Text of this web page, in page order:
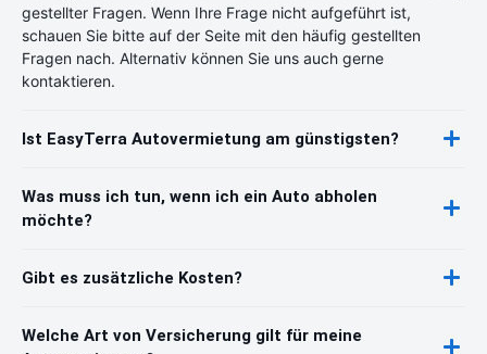
gestellter Fragen. Wenn Ihre Frage nicht aufgeführt ist,
schauen Sie bitte auf der Seite mit den häufig gestellten
Fragen nach. Alternativ können Sie uns auch gerne
kontaktieren.
Ist EasyTerra Autovermietung am günstigsten?
Was muss ich tun, wenn ich ein Auto abholen
möchte?
Gibt es zusätzliche Kosten?
Welche Art von Versicherung gilt für meine